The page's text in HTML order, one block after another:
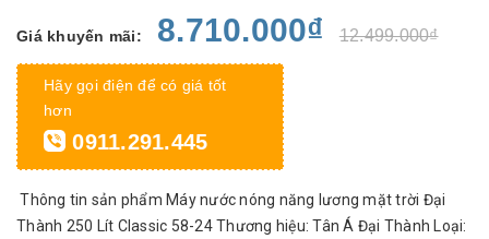
Giá khuyến mãi: 8.710.000₫ 12.499.000₫
Hãy gọi điện để có giá tốt
hơn
0911.291.445
Thông tin sản phẩm Máy nước nóng năng lương mặt trời Đại
Thành 250 Lít Classic 58-24 Thương hiệu: Tân Á Đại Thành Loại: